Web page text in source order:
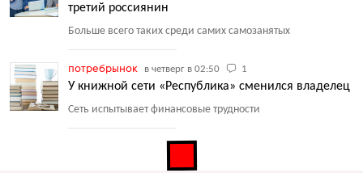
третий россиянин
Больше всего таких среди самих самозанятых
потребрынок в четверг в 02:50 1
У книжной сети «Республика» сменился владелец
Сеть испытывает финансовые трудности